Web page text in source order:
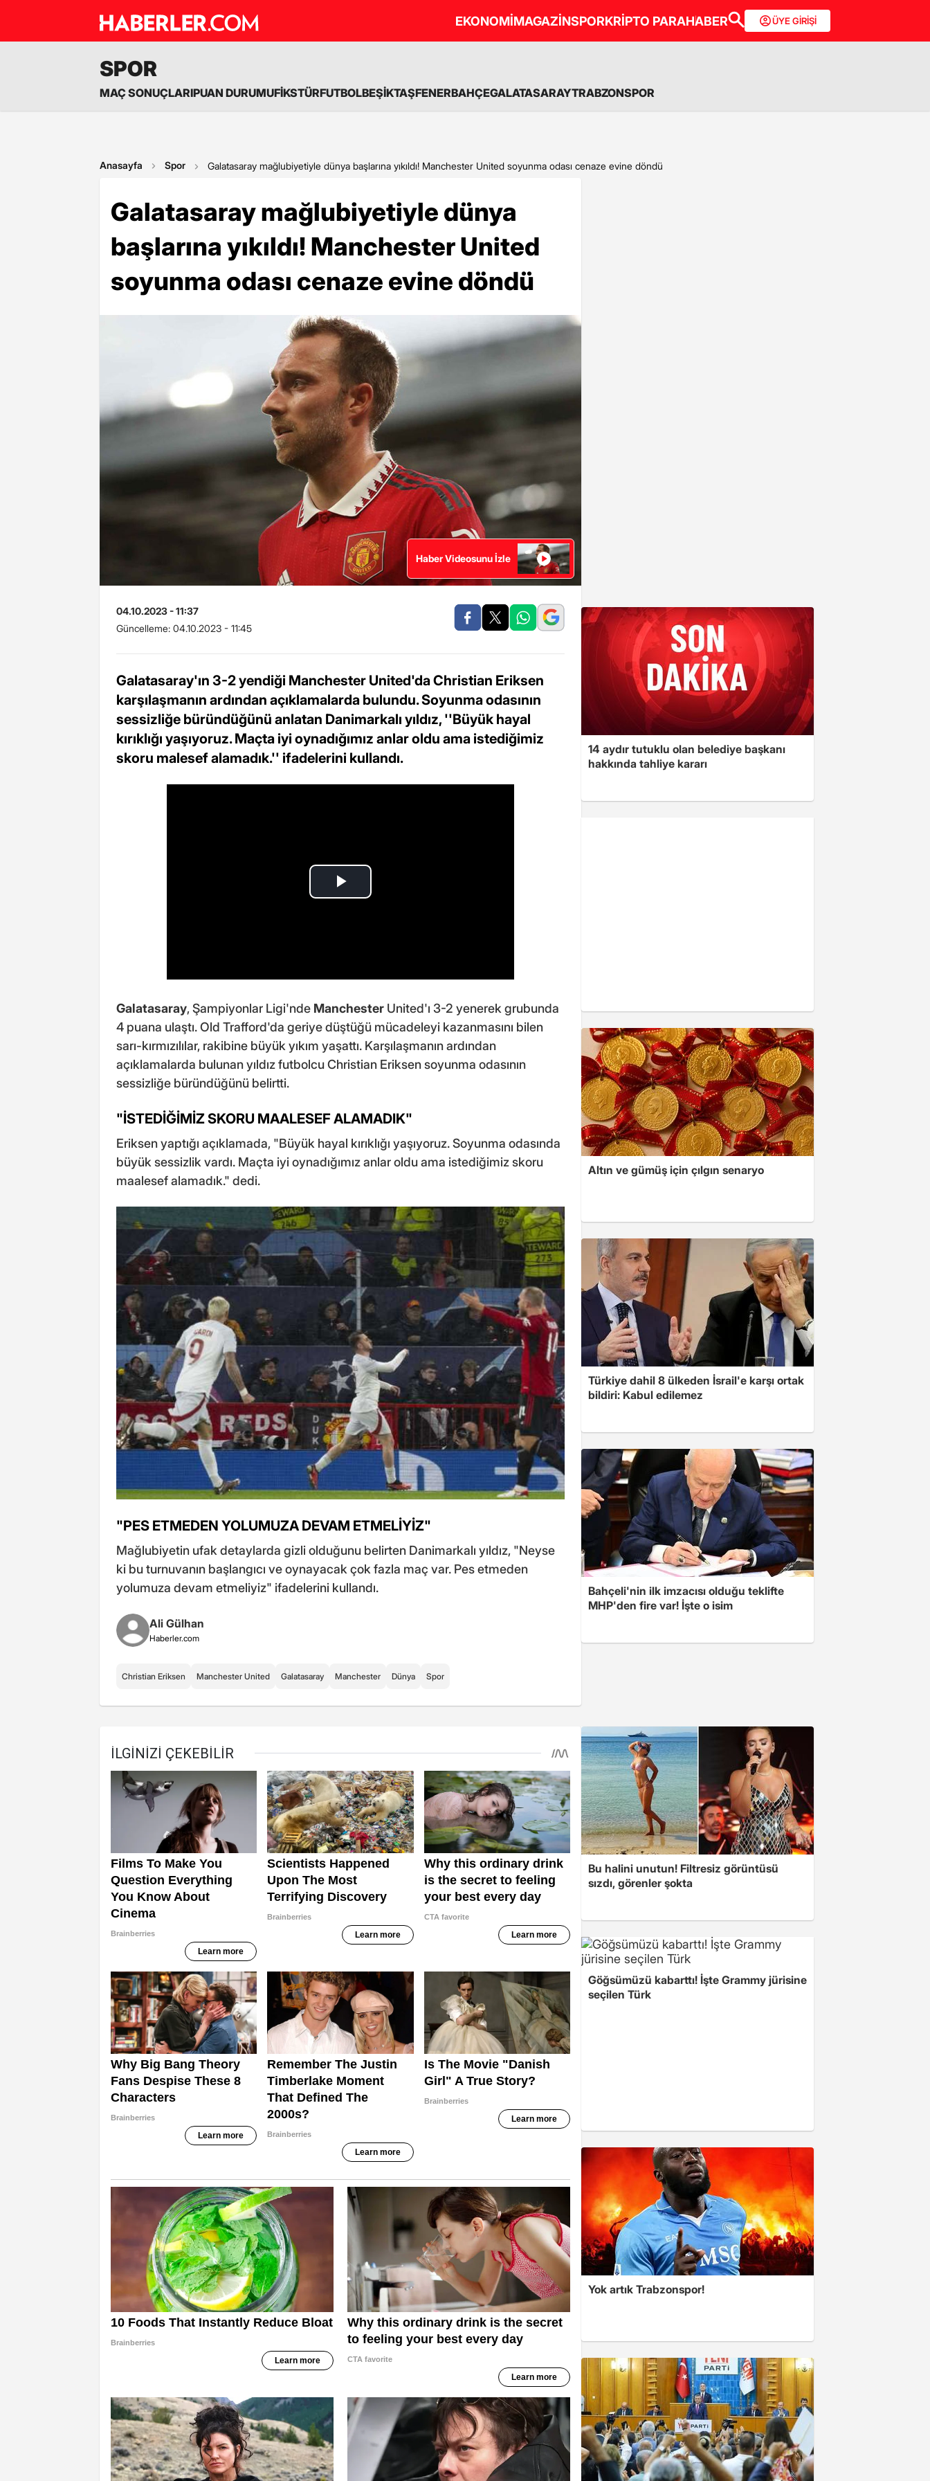
EKONOMİMAGAZİNSPORKRİPTO PARAHABER ÜYE GİRİŞİ
SPOR
MAÇ SONUÇLARIPUAN DURUMUFİKSTÜRFUTBOLBEŞİKTAŞFENERBAHÇEGALATASARAYTRABZONSPOR
Anasayfa Spor Galatasaray mağlubiyetiyle dünya başlarına yıkıldı! Manchester United soyunma odası cenaze evine döndü
Galatasaray mağlubiyetiyle dünya
başlarına yıkıldı! Manchester United
soyunma odası cenaze evine döndü
Haber Videosunu İzle
04.10.2023 - 11:37
Güncelleme: 04.10.2023 - 11:45
Galatasaray'ın 3-2 yendiği Manchester United'da Christian Eriksen
karşılaşmanın ardından açıklamalarda bulundu. Soyunma odasının
sessizliğe büründüğünü anlatan Danimarkalı yıldız, ''Büyük hayal
kırıklığı yaşıyoruz. Maçta iyi oynadığımız anlar oldu ama istediğimiz
skoru malesef alamadık.'' ifadelerini kullandı.
Galatasaray, Şampiyonlar Ligi'nde Manchester United'ı 3-2 yenerek grubunda
4 puana ulaştı. Old Trafford'da geriye düştüğü mücadeleyi kazanmasını bilen
sarı-kırmızılılar, rakibine büyük yıkım yaşattı. Karşılaşmanın ardından
açıklamalarda bulunan yıldız futbolcu Christian Eriksen soyunma odasının
sessizliğe büründüğünü belirtti.
"İSTEDİĞİMİZ SKORU MAALESEF ALAMADIK"
Eriksen yaptığı açıklamada, "Büyük hayal kırıklığı yaşıyoruz. Soyunma odasında
büyük sessizlik vardı. Maçta iyi oynadığımız anlar oldu ama istediğimiz skoru
maalesef alamadık." dedi.
"PES ETMEDEN YOLUMUZA DEVAM ETMELİYİZ"
Mağlubiyetin ufak detaylarda gizli olduğunu belirten Danimarkalı yıldız, "Neyse
ki bu turnuvanın başlangıcı ve oynayacak çok fazla maç var. Pes etmeden
yolumuza devam etmeliyiz" ifadelerini kullandı.
Ali Gülhan
Haberler.com
Christian Eriksen Manchester United Galatasaray Manchester Dünya Spor
14 aydır tutuklu olan belediye başkanı
hakkında tahliye kararı
Altın ve gümüş için çılgın senaryo
Türkiye dahil 8 ülkeden İsrail'e karşı ortak
bildiri: Kabul edilemez
Bahçeli'nin ilk imzacısı olduğu teklifte
MHP'den fire var! İşte o isim
Bu halini unutun! Filtresiz görüntüsü
sızdı, görenler şokta
Göğsümüzü kabarttı! İşte Grammy jürisine
seçilen Türk
Yok artık Trabzonspor!